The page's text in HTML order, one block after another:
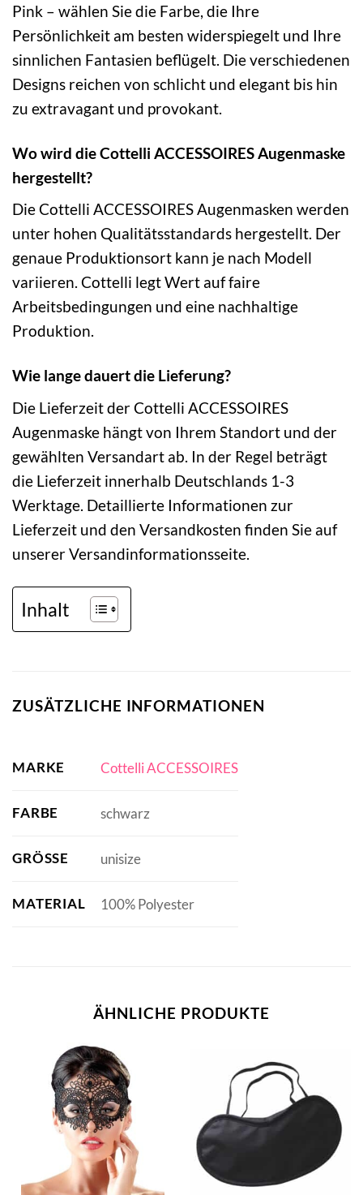
Pink – wählen Sie die Farbe, die Ihre
Persönlichkeit am besten widerspiegelt und Ihre
sinnlichen Fantasien beflügelt. Die verschiedenen
Designs reichen von schlicht und elegant bis hin
zu extravagant und provokant.
Wo wird die Cottelli ACCESSOIRES Augenmaske
hergestellt?
Die Cottelli ACCESSOIRES Augenmasken werden
unter hohen Qualitätsstandards hergestellt. Der
genaue Produktionsort kann je nach Modell
variieren. Cottelli legt Wert auf faire
Arbeitsbedingungen und eine nachhaltige
Produktion.
Wie lange dauert die Lieferung?
Die Lieferzeit der Cottelli ACCESSOIRES
Augenmaske hängt von Ihrem Standort und der
gewählten Versandart ab. In der Regel beträgt
die Lieferzeit innerhalb Deutschlands 1-3
Werktage. Detaillierte Informationen zur
Lieferzeit und den Versandkosten finden Sie auf
unserer Versandinformationsseite.
Inhalt
ZUSÄTZLICHE INFORMATIONEN
MARKE Cottelli ACCESSOIRES
FARBE schwarz
GRÖSSE unisize
MATERIAL 100% Polyester
ÄHNLICHE PRODUKTE